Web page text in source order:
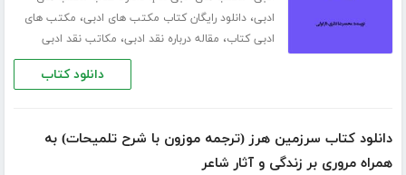
ادبی،دانلود رایگان کتاب مکتب های ادبی، مکتب های
ادبی کتاب، مقاله درباره نقد ادبی، مکاتب نقد ادبی
دانلود کتاب
دانلود کتاب سرزمین هرز (ترجمه موزون با شرح تلمیحات) به
همراه مروری بر زندگی و آثار شاعر